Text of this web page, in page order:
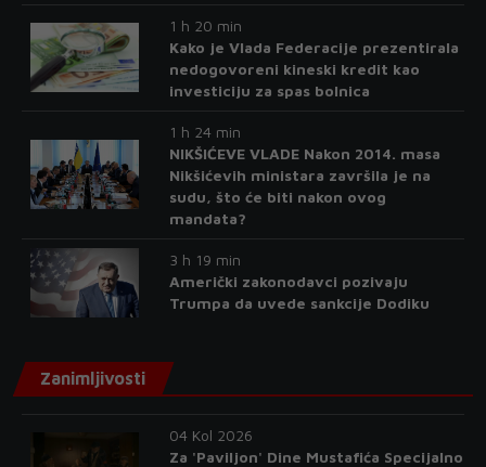
1 h 20 min
Kako je Vlada Federacije prezentirala
nedogovoreni kineski kredit kao
investiciju za spas bolnica
1 h 24 min
NIKŠIĆEVE VLADE Nakon 2014. masa
Nikšićevih ministara završila je na
sudu, što će biti nakon ovog
mandata?
3 h 19 min
Američki zakonodavci pozivaju
Trumpa da uvede sankcije Dodiku
Zanimljivosti
04 Kol 2026
Za 'Paviljon' Dine Mustafića Specijalno